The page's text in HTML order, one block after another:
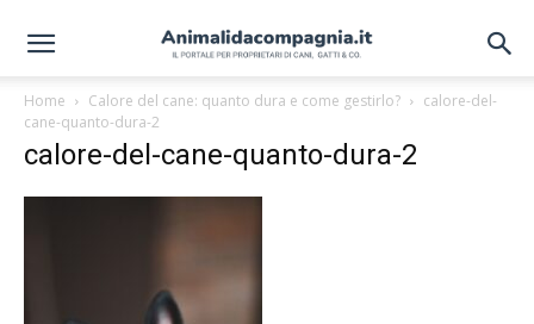
Home Calore del cane: quanto dura e come gestirlo?
calore-del-
cane-quanto-dura-2
calore-del-cane-quanto-dura-2